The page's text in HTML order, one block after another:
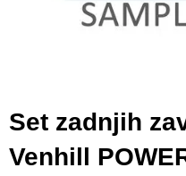
Set zadnjih
Venhill